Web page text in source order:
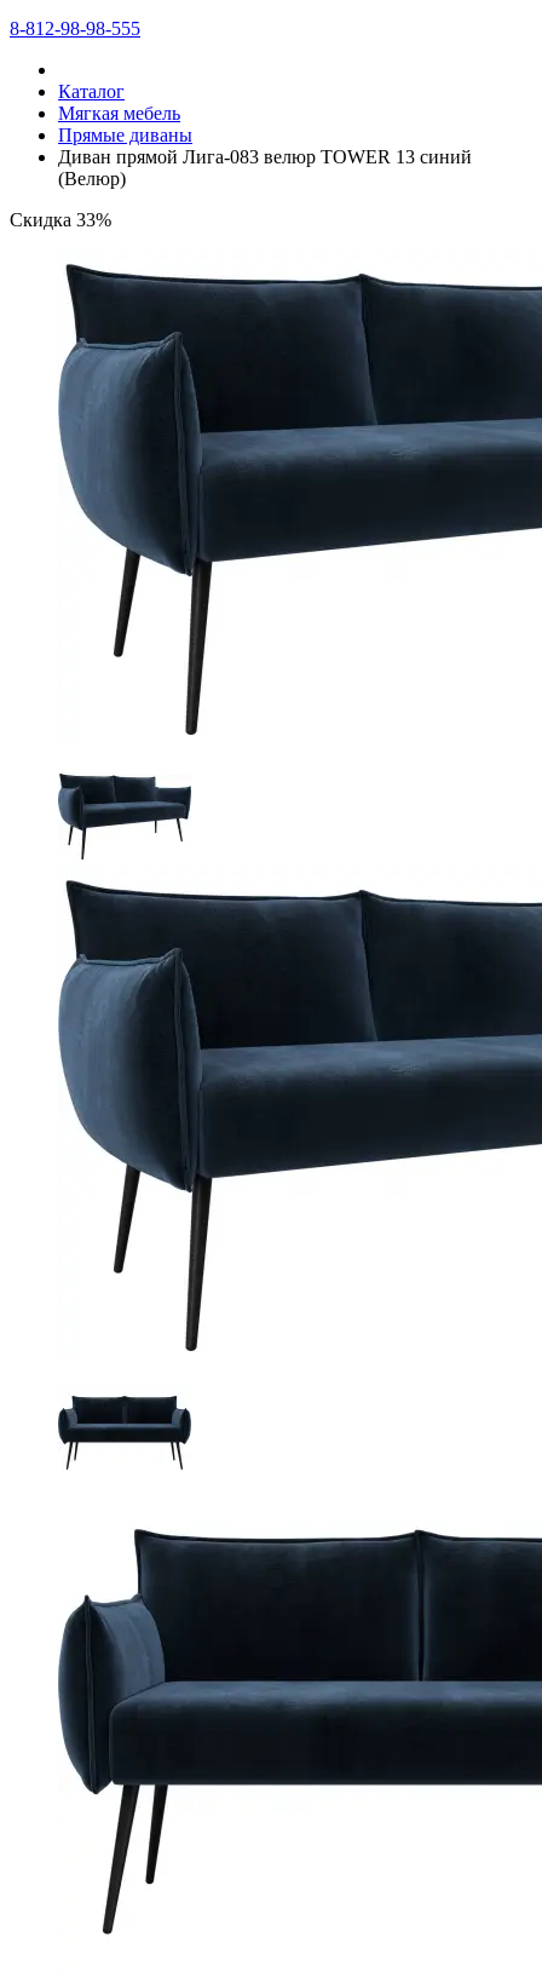
8-812-98-98-555
Каталог
Мягкая мебель
Прямые диваны
Диван прямой Лига-083 велюр TOWER 13 синий
(Велюр)
Скидка 33%